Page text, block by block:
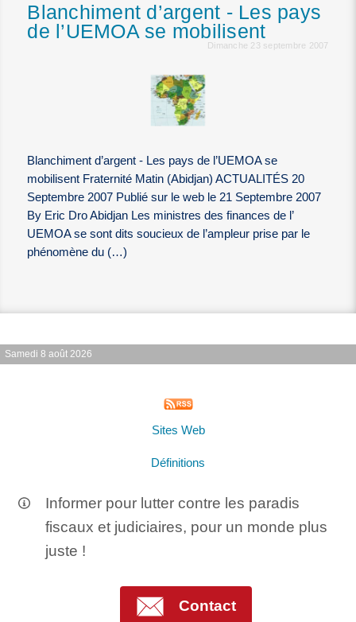
Blanchiment d’argent - Les pays
de l’UEMOA se mobilisent
Dimanche 23 septembre 2007
Blanchiment d’argent - Les pays de l’UEMOA se
mobilisent Fraternité Matin (Abidjan) ACTUALITÉS 20
Septembre 2007 Publié sur le web le 21 Septembre 2007
By Eric Dro Abidjan Les ministres des finances de l’
UEMOA se sont dits soucieux de l’ampleur prise par le
phénomène du (…)
Samedi 8 août 2026
Sites Web
Définitions
Informer pour lutter contre les paradis
fiscaux et judiciaires, pour un monde plus
juste !
Contact